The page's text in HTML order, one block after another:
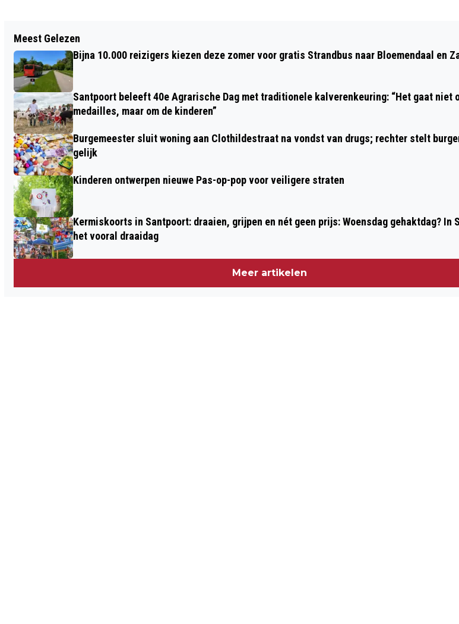
TELSTAR FRUSTREERT FC TWENTE EN
NEEMT ZWAARBEVOCHTEN PUNT MEE
NAAR VELSEN
WAAROM GROEPEN IN HET
Meest Gelezen
Bijna 10.000 reizigers kiezen deze zomer voor gratis Strandbus naar Bloemendaal en
Santpoort beleeft 40e Agrarische Dag met traditionele kalverenkeuring: “Het gaat niet
medailles, maar om de kinderen”
Burgemeester sluit woning aan Clothildestraat na vondst van drugs; rechter stelt
gelijk
Kinderen ontwerpen nieuwe Pas-op-pop voor veiligere straten
Kermiskoorts in Santpoort: draaien, grijpen en nét geen prijs: Woensdag gehaktdag? In
het vooral draaidag
Meer artikelen